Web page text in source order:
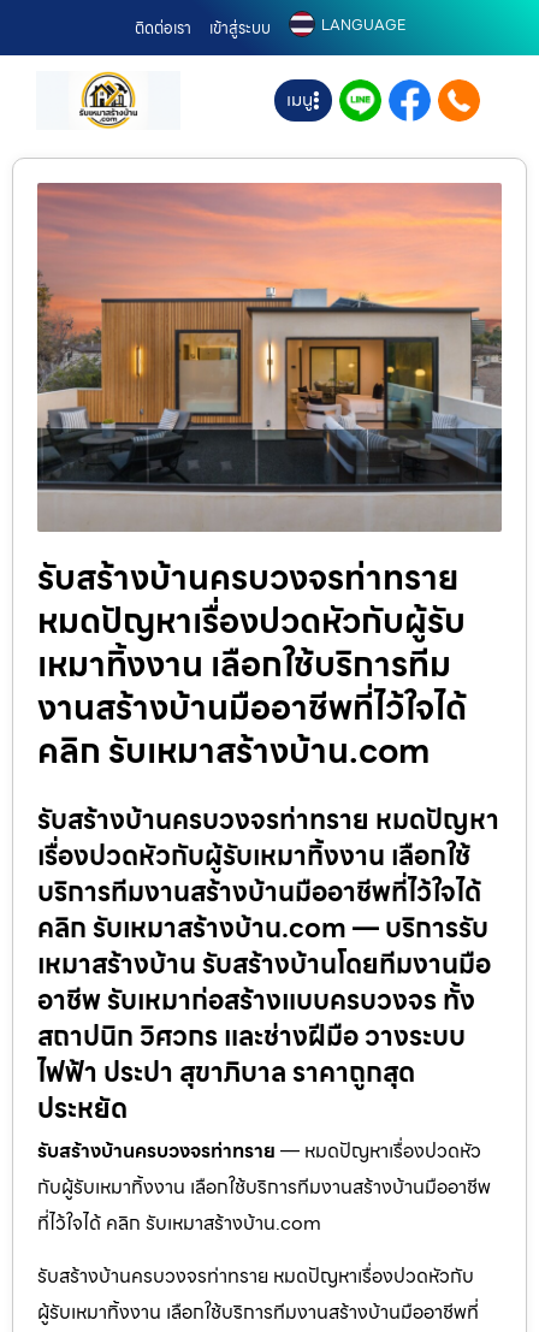
ติดต่อเรา เข้าสู่ระบบ LANGUAGE
เมนู
รับสร้างบ้านครบวงจรท่าทราย
หมดปัญหาเรื่องปวดหัวกับผู้รับ
เหมาทิ้งงาน เลือกใช้บริการทีม
งานสร้างบ้านมืออาชีพที่ไว้ใจได้
คลิก รับเหมาสร้างบ้าน.com
รับสร้างบ้านครบวงจรท่าทราย หมดปัญหา
เรื่องปวดหัวกับผู้รับเหมาทิ้งงาน เลือกใช้
บริการทีมงานสร้างบ้านมืออาชีพที่ไว้ใจได้
คลิก รับเหมาสร้างบ้าน.com — บริการรับ
เหมาสร้างบ้าน รับสร้างบ้านโดยทีมงานมือ
อาชีพ รับเหมาก่อสร้างแบบครบวงจร ทั้ง
สถาปนิก วิศวกร และช่างฝีมือ วางระบบ
ไฟฟ้า ประปา สุขาภิบาล ราคาถูกสุด
ประหยัด
รับสร้างบ้านครบวงจรท่าทราย — หมดปัญหาเรื่องปวดหัว
กับผู้รับเหมาทิ้งงาน เลือกใช้บริการทีมงานสร้างบ้านมืออาชีพ
ที่ไว้ใจได้ คลิก รับเหมาสร้างบ้าน.com
รับสร้างบ้านครบวงจรท่าทราย หมดปัญหาเรื่องปวดหัวกับ
ผู้รับเหมาทิ้งงาน เลือกใช้บริการทีมงานสร้างบ้านมืออาชีพที่